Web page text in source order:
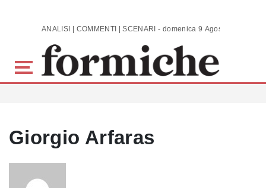
Skip to main content ANALISI | COMMENTI | SCENARI - domenica 9 Agosto 2026
Giorgio Arfaras